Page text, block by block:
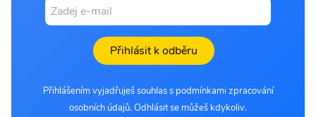
Přihlásit k odběru
Přihlášením vyjadřuješ souhlas s podmínkami zpracování
osobních údajů. Odhlásit se můžeš kdykoliv.